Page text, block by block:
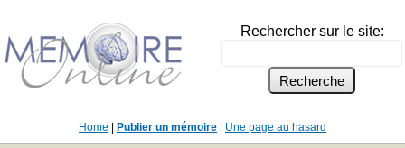
Rechercher sur le site:
Home Publier un mémoire Une page au hasard